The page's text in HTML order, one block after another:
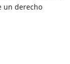
un derecho